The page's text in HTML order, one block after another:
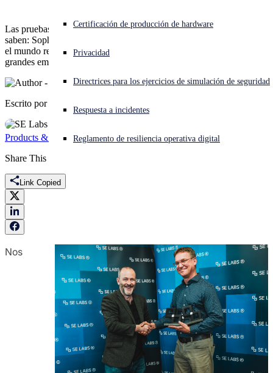
¿Está sufriendo un ciberataque? Obtenga ayuda ahora mismo
Iniciar sesión
Español Open language switcher
Certificación de producción de hardware
Privacidad
Directrices para los ejercicios de simulación de seguridad
Respuesta a incidentes
Reglamento de resiliencia operativa digital
Las pruebas independientes confirman lo que nuestros clientes ya
saben: Sophos Endpoint ofrece una protección constante y eficaz en
el mundo real en todos los segmentos del mercado, desde las
grandes empresas hasta las pequeñas.
Escrito por
Products & ServicesSE Labs Endpointpremio
Share This
Link Copied
Nos